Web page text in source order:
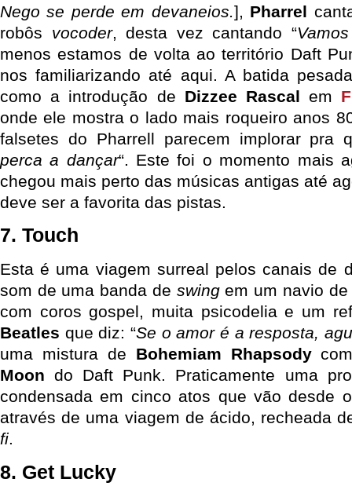
Nego se perde em devaneios.], Pharrel
robôs vocoder, desta vez cantando “
menos estamos de volta ao território Daft
nos familiarizando até aqui. A batida
como a introdução de Dizzee Rascal em
onde ele mostra o lado mais roqueiro anos
falsetes do Pharrell parecem implorar pra
perca a dançar“. Este foi o momento mais
chegou mais perto das músicas antigas até
deve ser a favorita das pistas.
7. Touch
Esta é uma viagem surreal pelos canais de
som de uma banda de swingem um navio de
com coros gospel, muita psicodelia e um
Beatles que diz: “Se o amor é a resposta,
uma mistura de Bohemiam Rhapsody
Moon do Daft Punk. Praticamente uma
condensada em cinco atos que vão desde
através de uma viagem de ácido, recheada
fi.
8. Get Lucky